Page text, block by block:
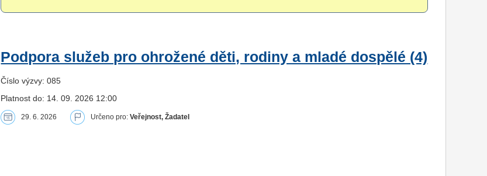
Podpora služeb pro ohrožené děti, rodiny a mladé dospělé (4)
Číslo výzvy: 085
Platnost do: 14. 09. 2026 12:00
29. 6. 2026 Určeno pro:Veřejnost, Žadatel